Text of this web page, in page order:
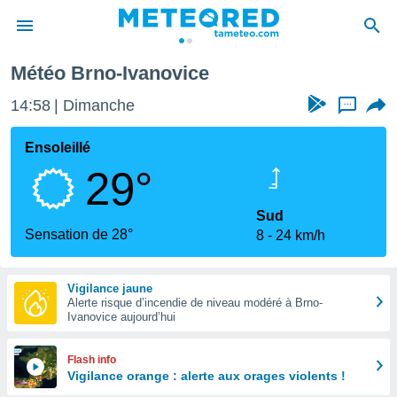
de
Météo Brno-Ivanovice
14:58 Dimanche ...
Ensoleillé
29°
Sensation de 28°
Sud
8
24 km/h
Vigilance jaune
Alerte risque d’incendie de niveau modéré à Brno-
Ivanovice aujourd’hui
Flash info
Vigilance orange : alerte aux orages violents !